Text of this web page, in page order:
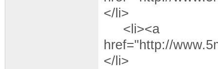
</li>
<li><a
href="http://
</li>